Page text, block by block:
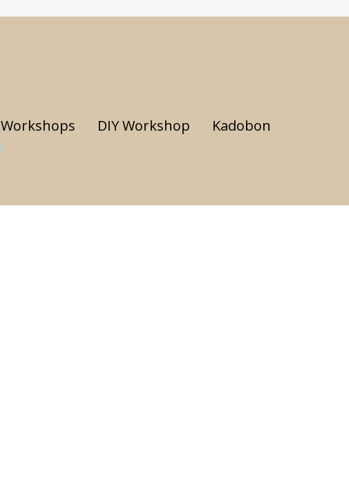
Workshops DIY Workshop
Kadobon